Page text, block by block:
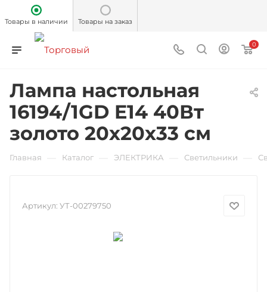
Товары в наличии Товары на заказ
0
Лампа настольная
16194/1GD E14 40Вт
золото 20х20х33 см
Главная Каталог ЭЛЕКТРИКА Светильники
Артикул: УТ-00279750